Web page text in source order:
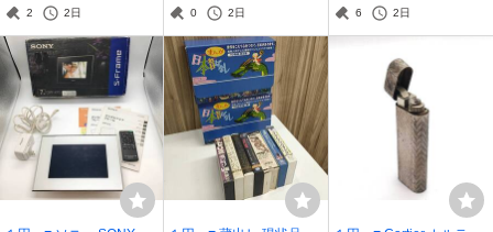
時計 ウォッチ シルバー文
中古
2
2日
トロ 骨董品 ミニ 時計 ス
0
2日
267】
6
2日